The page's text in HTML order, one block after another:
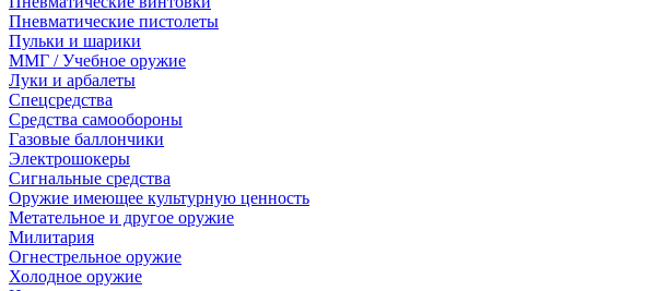
Пневматические пистолеты
Пульки и шарики
ММГ / Учебное оружие
Луки и арбалеты
Спецсредства
Средства самообороны
Газовые баллончики
Электрошокеры
Сигнальные средства
Оружие имеющее культурную ценность
Метательное и другое оружие
Милитария
Огнестрельное оружие
Холодное оружие